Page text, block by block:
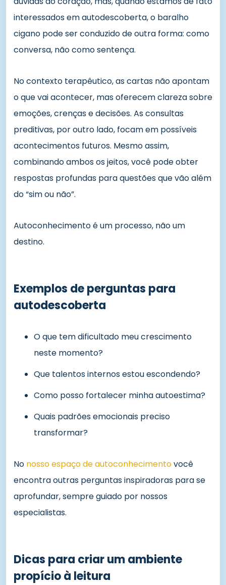
interessados em autodescoberta, o baralho
cigano pode ser conduzido de outra forma: como
conversa, não como sentença.
No contexto terapêutico, as cartas não apontam
o que vai acontecer, mas oferecem clareza sobre
emoções, crenças e decisões. As consultas
preditivas, por outro lado, focam em possíveis
acontecimentos futuros. Mesmo assim,
combinando ambos os jeitos, você pode obter
respostas profundas para questões que vão além
do “sim ou não”.
Autoconhecimento é um processo, não um
destino.
Exemplos de perguntas para
autodescoberta
O que tem dificultado meu crescimento
neste momento?
Que talentos internos estou escondendo?
Como posso fortalecer minha autoestima?
Quais padrões emocionais preciso
transformar?
No nosso espaço de autoconhecimentovocê
encontra outras perguntas inspiradoras para se
aprofundar, sempre guiado por nossos
especialistas.
Dicas para criar um ambiente
propício à leitura